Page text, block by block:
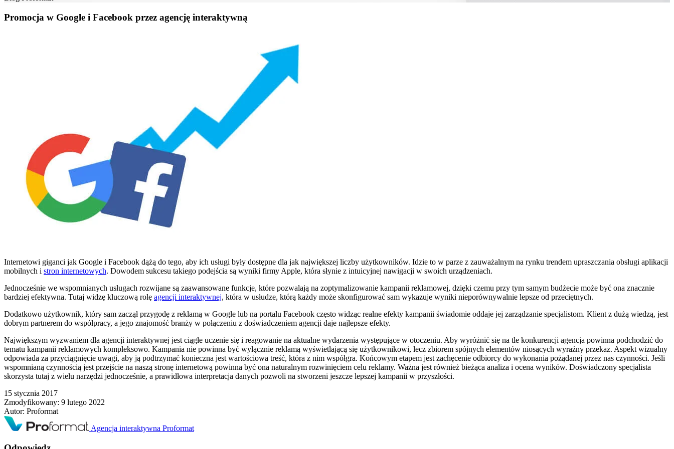
Promocja w Google i Facebook przez agencję interaktywną
Internetowi giganci jak Google i Facebook dążą do tego, aby ich usługi były dostępne dla jak największej liczby użytkowników. Idzie to w parze z zauważalnym na rynku trendem upraszczania obsługi aplikacji
mobilnych i stron internetowych. Dowodem sukcesu takiego podejścia są wyniki firmy Apple, która słynie z intuicyjnej nawigacji w swoich urządzeniach.
Jednocześnie we wspomnianych usługach rozwijane są zaawansowane funkcje, które pozwalają na zoptymalizowanie kampanii reklamowej, dzięki czemu przy tym samym budżecie może być ona znacznie
bardziej efektywna. Tutaj widzę kluczową rolę agencji interaktywnej, która w usłudze, którą każdy może skonfigurować sam wykazuje wyniki nieporównywalnie lepsze od przeciętnych.
Dodatkowo użytkownik, który sam zaczął przygodę z reklamą w Google lub na portalu Facebook często widząc realne efekty kampanii świadomie oddaje jej zarządzanie specjalistom. Klient z dużą wiedzą, jest
dobrym partnerem do współpracy, a jego znajomość branży w połączeniu z doświadczeniem agencji daje najlepsze efekty.
Największym wyzwaniem dla agencji interaktywnej jest ciągłe uczenie się i reagowanie na aktualne wydarzenia występujące w otoczeniu. Aby wyróżnić się na tle konkurencji agencja powinna podchodzić do
tematu kampanii reklamowych kompleksowo. Kampania nie powinna być wyłącznie reklamą wyświetlającą się użytkownikowi, lecz zbiorem spójnych elementów niosących wyraźny przekaz. Aspekt wizualny
odpowiada za przyciągnięcie uwagi, aby ją podtrzymać konieczna jest wartościowa treść, która z nim współgra. Końcowym etapem jest zachęcenie odbiorcy do wykonania pożądanej przez nas czynności. Jeśli
wspomnianą czynnością jest przejście na naszą stronę internetową powinna być ona naturalnym rozwinięciem celu reklamy. Ważna jest również bieżąca analiza i ocena wyników. Doświadczony specjalista
skorzysta tutaj z wielu narzędzi jednocześnie, a prawidłowa interpretacja danych pozwoli na stworzeni jeszcze lepszej kampanii w przyszłości.
15 stycznia 2017
Zmodyfikowany: 9 lutego 2022
Autor: Proformat
Agencja interaktywna Proformat